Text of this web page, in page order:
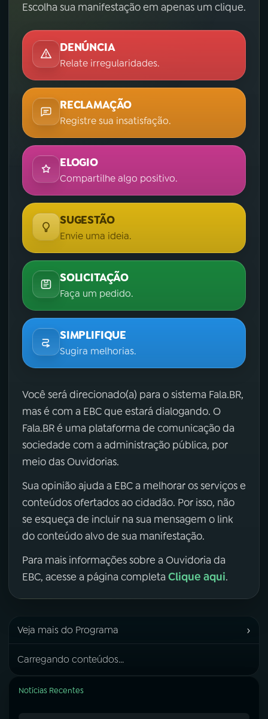
Escolha sua manifestação em apenas um clique.
DENÚNCIA
Relate irregularidades.
RECLAMAÇÃO
Registre sua insatisfação.
ELOGIO
Compartilhe algo positivo.
SUGESTÃO
Envie uma ideia.
SOLICITAÇÃO
Faça um pedido.
SIMPLIFIQUE
Sugira melhorias.
Você será direcionado(a) para o sistema Fala.BR,
mas é com a EBC que estará dialogando. O
Fala.BR é uma plataforma de comunicação da
sociedade com a administração pública, por
meio das Ouvidorias.
Sua opinião ajuda a EBC a melhorar os serviços e
conteúdos ofertados ao cidadão. Por isso, não
se esqueça de incluir na sua mensagem o link
do conteúdo alvo de sua manifestação.
Para mais informações sobre a Ouvidoria da
EBC, acesse a página completa Clique aqui.
Veja mais do Programa ›
Carregando conteúdos...
Notícias Recentes